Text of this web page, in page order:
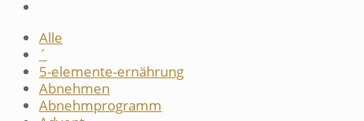
Alle
´
5-elemente-ernährung
Abnehmen
Abnehmprogramm